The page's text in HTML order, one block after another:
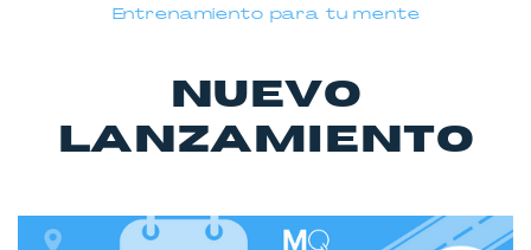
Entrenamiento para tu mente
NUEVO
LANZAMIENTO